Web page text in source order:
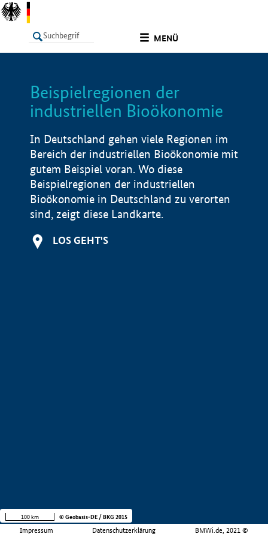
MENÜ
LISTE
Beispielregionen der
industriellen Bioökonomie
In Deutschland gehen viele Regionen im
Bereich der industriellen Bioökonomie mit
gutem Beispiel voran. Wo diese
Beispielregionen der industriellen
Bioökonomie in Deutschland zu verorten
sind, zeigt diese Landkarte.
LOS GEHT'S
Impressum Datenschutzerklärung BMWi.de, 2021 ©
100 km © Geobasis-DE / BKG 2015